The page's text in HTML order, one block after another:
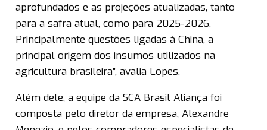
aprofundados e as projeções atualizadas, tanto
para a safra atual, como para 2025-2026.
Principalmente questões ligadas à China, a
principal origem dos insumos utilizados na
agricultura brasileira”, avalia Lopes.
Além dele, a equipe da SCA Brasil Aliança foi
composta pelo diretor da empresa, Alexandre